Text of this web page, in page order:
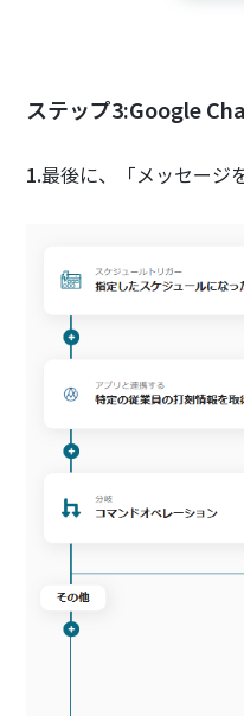
ステップ3:Google
1.最後に、「メッセージ